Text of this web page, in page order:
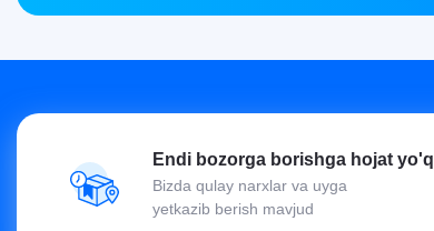
Endi bozorga borishga hojat yo'q
Bizda qulay narxlar va uyga
yetkazib berish mavjud